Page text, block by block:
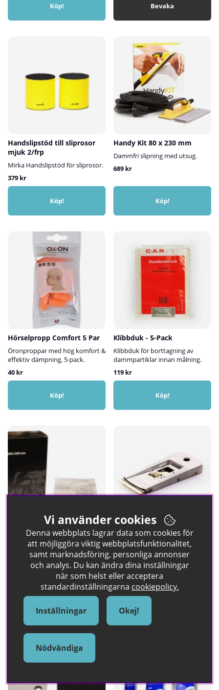
Köp! Bevaka
Handslipstöd till sliprosor
mjuk 2/frp
Mirka Handslipstöd för sliprosor.
379 kr
Köp!
Handy Kit 80 x 230 mm
Dammfri slipning med utsug.
689 kr
Köp!
Hörselpropp Comfort 5 Par
Öronproppar med hög komfort &
effektiv dämpning, 5-pack.
40 kr
Köp!
Klibbduk - 5-Pack
Klibbduk för borttagning av
dammpartiklar innan målning.
119 kr
Köp!
Klibbduk 10-pack Mirka
Klibbdukar från Mirka. Praktiskt
10-pack
Köp!
Klickskrapa
Klickskrapa för borttagning av
lack och färg.
89 kr
Köp!
Vi använder cookies
Denna webbplats lagrar data som cookies för
att möjliggöra viktig webbplatsfunktionalitet,
samt marknadsföring, personliga annonser
och analys. Du kan ändra dina inställningar
när som helst eller acceptera
standardinställningarna cookiepolicy.
Inställningar Okej!
Nödvändiga